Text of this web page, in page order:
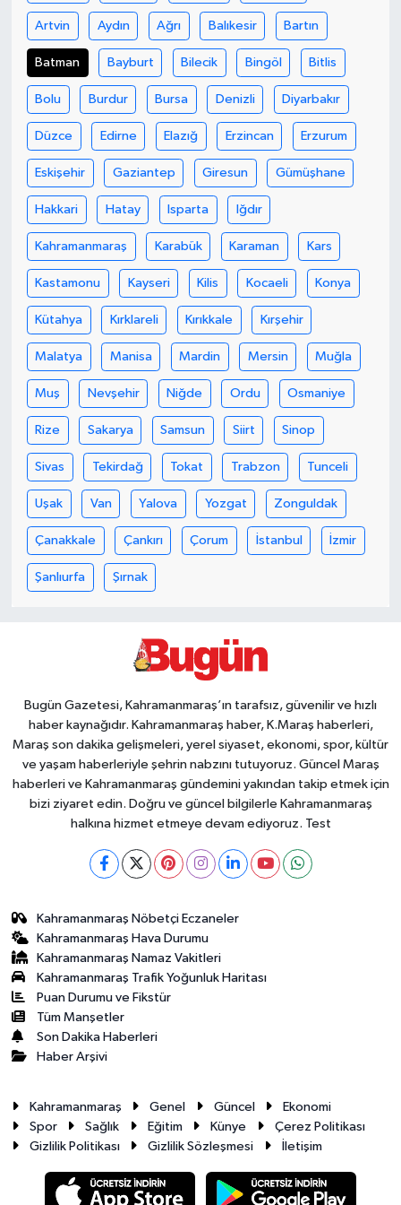
Artvin Aydın Ağrı Balıkesir Bartın
Batman Bayburt Bilecik Bingöl Bitlis
Bolu Burdur Bursa Denizli Diyarbakır
Düzce Edirne Elazığ Erzincan Erzurum
Eskişehir Gaziantep Giresun Gümüşhane
Hakkari Hatay Isparta Iğdır
Kahramanmaraş Karabük Karaman Kars
Kastamonu Kayseri Kilis Kocaeli Konya
Kütahya Kırklareli Kırıkkale Kırşehir
Malatya Manisa Mardin Mersin Muğla
Muş Nevşehir Niğde Ordu Osmaniye
Rize Sakarya Samsun Siirt Sinop
Sivas Tekirdağ Tokat Trabzon Tunceli
Uşak Van Yalova Yozgat Zonguldak
Çanakkale Çankırı Çorum İstanbul İzmir
Şanlıurfa Şırnak
Bugün Gazetesi, Kahramanmaraş’ın tarafsız, güvenilir ve hızlı
haber kaynağıdır. Kahramanmaraş haber, K.Maraş haberleri,
Maraş son dakika gelişmeleri, yerel siyaset, ekonomi, spor, kültür
ve yaşam haberleriyle şehrin nabzını tutuyoruz. Güncel Maraş
haberleri ve Kahramanmaraş gündemini yakından takip etmek için
bizi ziyaret edin. Doğru ve güncel bilgilerle Kahramanmaraş
halkına hizmet etmeye devam ediyoruz. Test
Kahramanmaraş Nöbetçi Eczaneler
Kahramanmaraş Hava Durumu
Kahramanmaraş Namaz Vakitleri
Kahramanmaraş Trafik Yoğunluk Haritası
Puan Durumu ve Fikstür
Tüm Manşetler
Son Dakika Haberleri
Haber Arşivi
Kahramanmaraş Genel Güncel
Ekonomi
Spor
Sağlık Eğitim Künye
Çerez Politikası
Gizlilik Politikası
Gizlilik Sözleşmesi İletişim
Teknoloji
Yaşam
KAHRAMANMARAŞ